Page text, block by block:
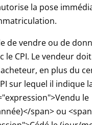
la pose
de vendre ou de
le CPI. Le vendeur
en plus du
sur lequel il indique
le
span> ou <span